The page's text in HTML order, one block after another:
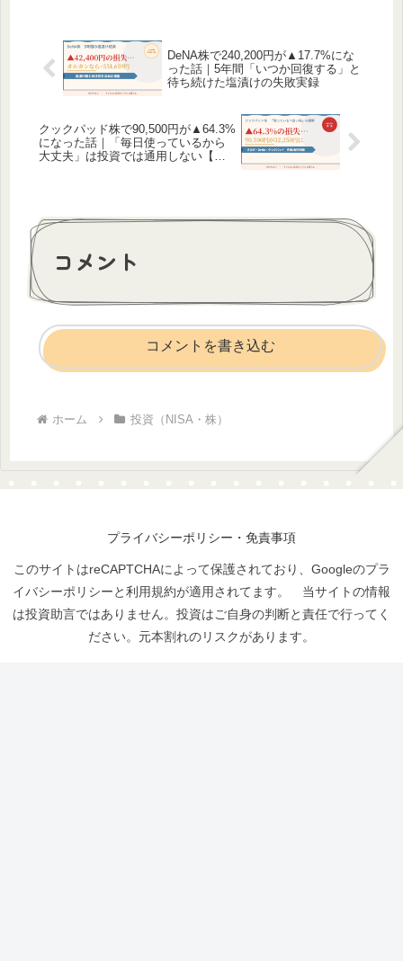
DeNA株で240,200円が▲17.7%にな
った話｜5年間「いつか回復する」と
待ち続けた塩漬けの失敗実録
クックパッド株で90,500円が▲64.3%
になった話｜「毎日使っているから
大丈夫」は投資では通用しない【失
コメント
コメントを書き込む
ホーム 投資（NISA・株）
プライバシーポリシー・免責事項
このサイトはreCAPTCHAによって保護されており、Googleのプラ
イバシーポリシーと利用規約が適用されてます。 当サイトの情報
は投資助言ではありません。投資はご自身の判断と責任で行ってく
ださい。元本割れのリスクがあります。